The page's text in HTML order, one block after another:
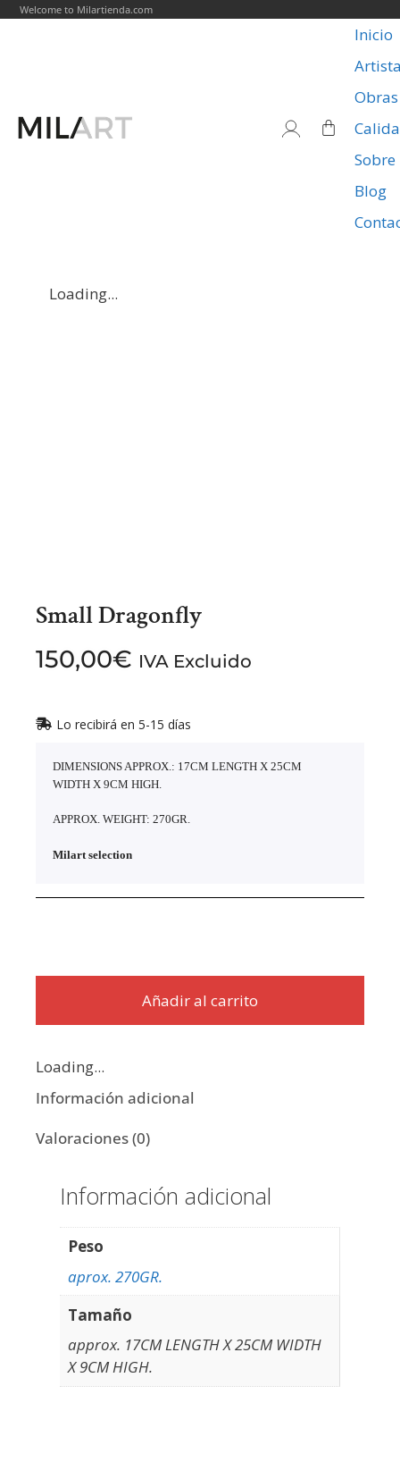
Welcome to Milartienda.com
Inicio
Obras
Blog
Loading...
Small Dragonfly
150,00€ IVA Excluido
Lo recibirá en 5-15 días
DIMENSIONS APPROX.: 17CM LENGTH X 25CM
WIDTH X 9CM HIGH.
APPROX. WEIGHT: 270GR.
Milart selection
Añadir al carrito
Loading...
Información adicional
Valoraciones (0)
Información adicional
Peso
aprox. 270GR.
Tamaño
approx. 17CM LENGTH X 25CM WIDTH
X 9CM HIGH.